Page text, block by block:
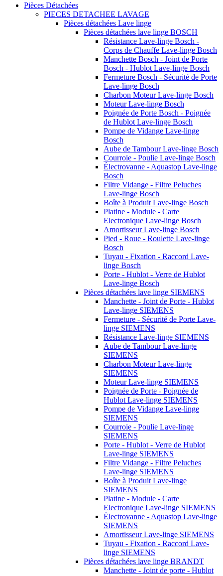
Pièces Détachées
PIECES DETACHEE LAVAGE
Pièces détachées Lave linge
Pièces détachées lave linge BOSCH
Résistance Lave-linge Bosch -
Corps de Chauffe Lave-linge Bosch
Manchette Bosch - Joint de Porte
Bosch - Hublot Lave-linge Bosch
Fermeture Bosch - Sécurité de Porte
Lave-linge Bosch
Charbon Moteur Lave-linge Bosch
Moteur Lave-linge Bosch
Poignée de Porte Bosch - Poignée
de Hublot Lave-linge Bosch
Pompe de Vidange Lave-linge
Bosch
Aube de Tambour Lave-linge Bosch
Courroie - Poulie Lave-linge Bosch
Électrovanne - Aquastop Lave-linge
Bosch
Filtre Vidange - Filtre Peluches
Lave-linge Bosch
Boîte à Produit Lave-linge Bosch
Platine - Module - Carte
Electronique Lave-linge Bosch
Amortisseur Lave-linge Bosch
Pied - Roue - Roulette Lave-linge
Bosch
Tuyau - Fixation - Raccord Lave-
linge Bosch
Porte - Hublot - Verre de Hublot
Lave-linge Bosch
Pièces détachées lave linge SIEMENS
Manchette - Joint de Porte - Hublot
Lave-linge SIEMENS
Fermeture - Sécurité de Porte Lave-
linge SIEMENS
Résistance Lave-linge SIEMENS
Aube de Tambour Lave-linge
SIEMENS
Charbon Moteur Lave-linge
SIEMENS
Moteur Lave-linge SIEMENS
Poignée de Porte - Poignée de
Hublot Lave-linge SIEMENS
Pompe de Vidange Lave-linge
SIEMENS
Courroie - Poulie Lave-linge
SIEMENS
Porte - Hublot - Verre de Hublot
Lave-linge SIEMENS
Filtre Vidange - Filtre Peluches
Lave-linge SIEMENS
Boîte à Produit Lave-linge
SIEMENS
Platine - Module - Carte
Electronique Lave-linge SIEMENS
Électrovanne - Aquastop Lave-linge
SIEMENS
Amortisseur Lave-linge SIEMENS
Tuyau - Fixation - Raccord Lave-
linge SIEMENS
Pièces détachées lave linge BRANDT
Manchette - Joint de porte - Hublot